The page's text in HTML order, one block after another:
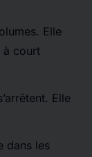
Elle
à court
Elle
dans les